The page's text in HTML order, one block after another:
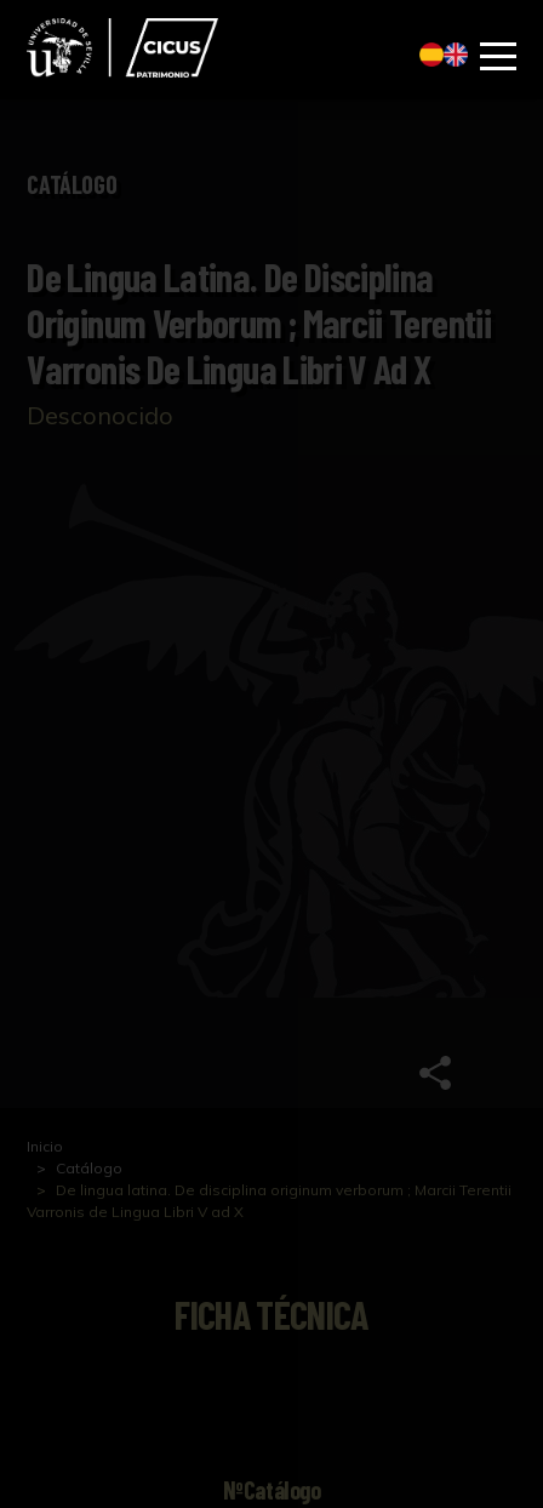
CATÁLOGO
De Lingua Latina. De Disciplina
Originum Verborum ; Marcii Terentii
Varronis De Lingua Libri V Ad X
Desconocido
Inicio
Catálogo
De lingua latina. De disciplina originum verborum ; Marcii Terentii
Varronis de Lingua Libri V ad X
FICHA TÉCNICA
NºCatálogo